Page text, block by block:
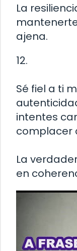
La
ajena.
12.
Sé fiel a ti
intentes
complacer
La
en